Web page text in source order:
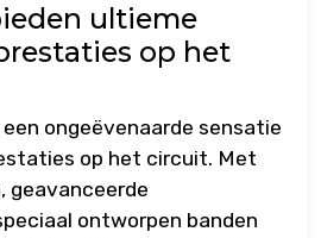
ultieme
op het
een ongeëvenaarde sensatie
op het circuit. Met
geavanceerde
ontworpen banden